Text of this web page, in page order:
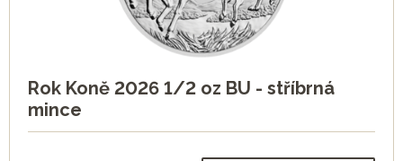
Rok Koně 2026 1/2 oz BU - stříbrná
mince